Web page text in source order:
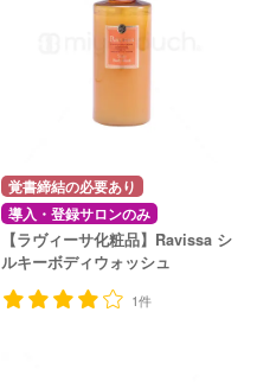
覚書締結の必要あり
導入・登録サロンのみ
【ラヴィーサ化粧品】Ravissa シ
ルキーボディウォッシュ
1件